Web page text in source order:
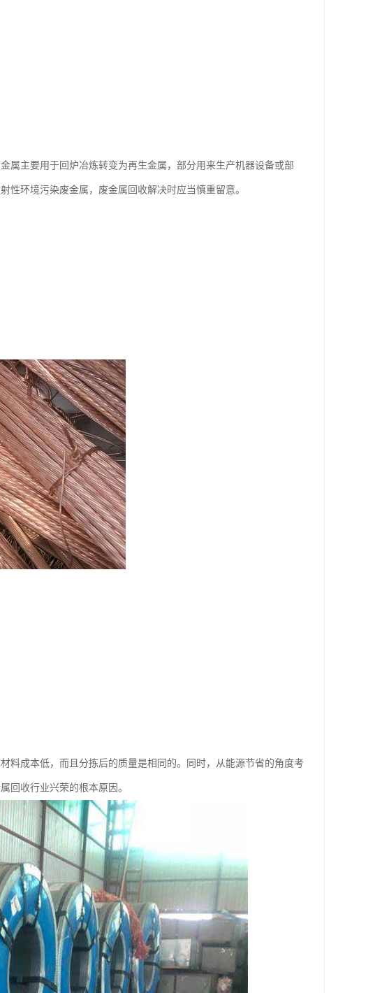
属主要用于回炉冶炼转变为再生金属，部分用来生产机器设备或部
性环境污染废金属，废金属回收解决时应当慎重留意。
料成本低，而且分拣后的质量是相同的。同时，从能源节省的角度考
回收行业兴荣的根本原因。